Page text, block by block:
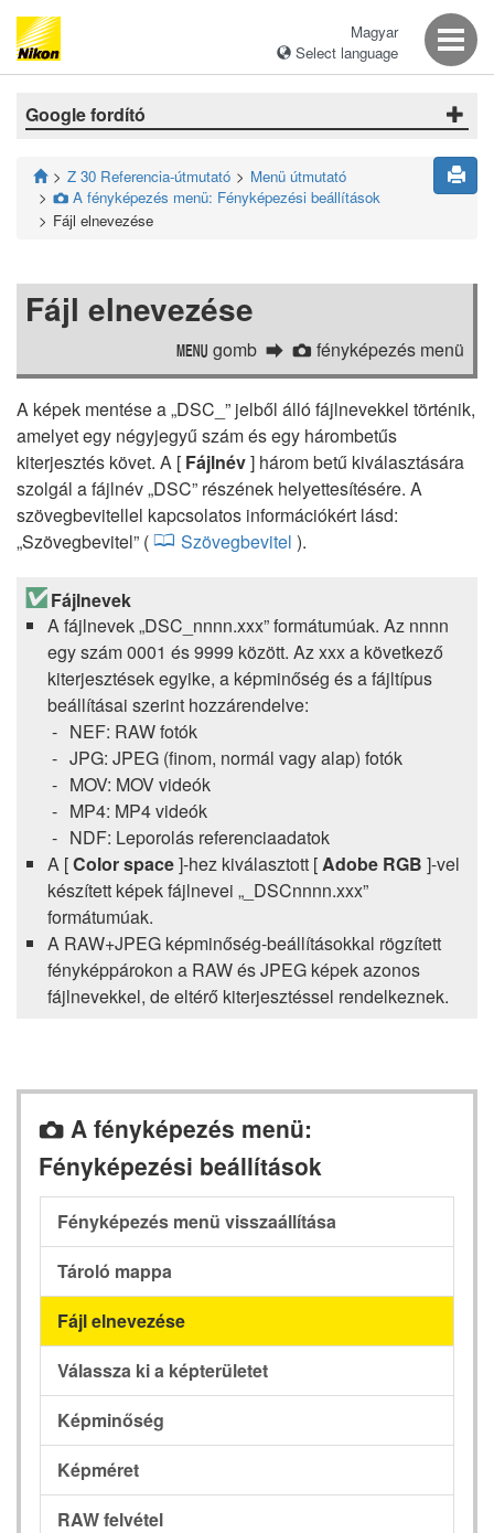
Magyar
Select language
Google fordító
Z 30 Referencia-útmutató Menü útmutató
C A fényképezés menü: Fényképezési beállítások
Fájl elnevezése
Fájl elnevezése
G gomb C fényképezés menü
A képek mentése a „DSC_” jelből álló fájlnevekkel történik,
amelyet egy négyjegyű szám és egy hárombetűs
kiterjesztés követ. A [ Fájlnév] három betű kiválasztására
szolgál a fájlnév „DSC” részének helyettesítésére. A
szövegbevitellel kapcsolatos információkért lásd:
„Szövegbevitel” (
Szövegbevitel ).
Fájlnevek
A fájlnevek „DSC_nnnn.xxx” formátumúak. Az nnnn
egy szám 0001 és 9999 között. Az xxx a következő
kiterjesztések egyike, a képminőség és a fájltípus
beállításai szerint hozzárendelve:
NEF: RAW fotók
JPG: JPEG (finom, normál vagy alap) fotók
MOV: MOV videók
MP4: MP4 videók
NDF: Leporolás referenciaadatok
A [Color space]-hez kiválasztott [Adobe RGB ]-vel
készített képek fájlnevei „_DSCnnnn.xxx”
formátumúak.
A RAW+JPEG képminőség-beállításokkal rögzített
fényképpárokon a RAW és JPEG képek azonos
fájlnevekkel, de eltérő kiterjesztéssel rendelkeznek.
C A fényképezés menü:
Fényképezési beállítások
Fényképezés menü visszaállítása
Tároló mappa
Fájl elnevezése
Válassza ki a képterületet
Képminőség
Képméret
RAW felvétel